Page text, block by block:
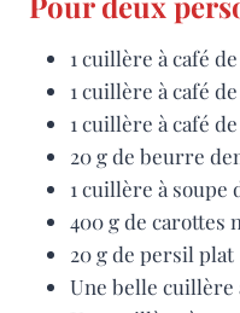
1 cuillère à café
1 cuillère à café
1 cuillère à café
20 g de beurre
1 cuillère à soupe
400 g de carottes
20 g de persil plat
Une belle cuillère